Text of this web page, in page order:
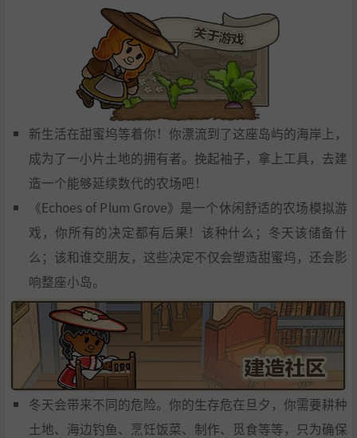
新生活在甜蜜坞等着你！你漂流到了这座岛屿的海岸上，
成为了一小片土地的拥有者。挽起袖子，拿上工具，去建
造一个能够延续数代的农场吧！
《Echoes of Plum Grove》是一个休闲舒适的农场模拟游
戏，你所有的决定都有后果！该种什么；冬天该储备什
么；该和谁交朋友，这些决定不仅会塑造甜蜜坞，还会影
响整座小岛。
冬天会带来不同的危险。你的生存危在旦夕，你需要耕种
土地、海边钓鱼、烹饪饭菜、制作、觅食等等，只为确保